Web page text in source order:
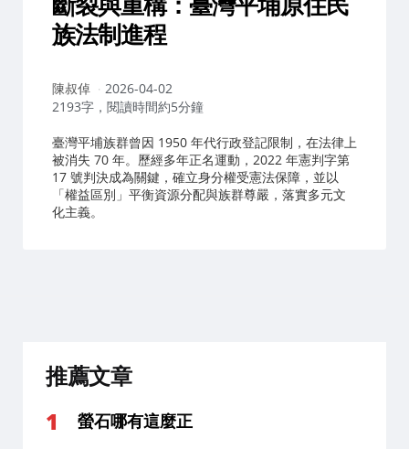
族法制進程
作
者：
陳叔倬
2026-04-02
2193字，閱讀時間約5分鐘
臺灣平埔族群曾因 1950 年代行政登記限制，在法律上
被消失 70 年。歷經多年正名運動，2022 年憲判字第
17 號判決成為關鍵，確立身分權受憲法保障，並以
「權益區別」平衡資源分配與族群尊嚴，落實多元文
化主義。
推薦文章
螢石哪有這麼正